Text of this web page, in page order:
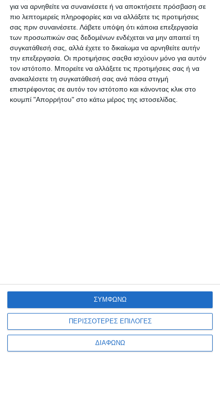
για να αρνηθείτε να συναινέσετε ή να αποκτήσετε πρόσβαση σε
πιο λεπτομερείς πληροφορίες και να αλλάξετε τις προτιμήσεις
σας πριν συναινέσετε. Λάβετε υπόψη ότι κάποια επεξεργασία
των προσωπικών σας δεδομένων ενδέχεται να μην απαιτεί τη
συγκατάθεσή σας, αλλά έχετε το δικαίωμα να αρνηθείτε αυτήν
την επεξεργασία. Οι προτιμήσεις σαςθα ισχύουν μόνο για αυτόν
τον ιστότοπο. Μπορείτε να αλλάξετε τις προτιμήσεις σας ή να
ανακαλέσετε τη συγκατάθεσή σας ανά πάσα στιγμή
επιστρέφοντας σε αυτόν τον ιστότοπο και κάνοντας κλικ στο
κουμπί "Απορρήτου" στο κάτω μέρος της ιστοσελίδας.
ΠΕΡΙΣΣΟΤΕΡΕΣ ΕΠΙΛΟΓΕΣ
ΔΙΑΦΩΝΩ
ΣΥΜΦΩΝΩ
στο Κέντρο Υποδοχής και…
Συντακτική ομάδα 26/02/2018
Κακουργηματική ποινική δίωξη σε 11 στελέχη του